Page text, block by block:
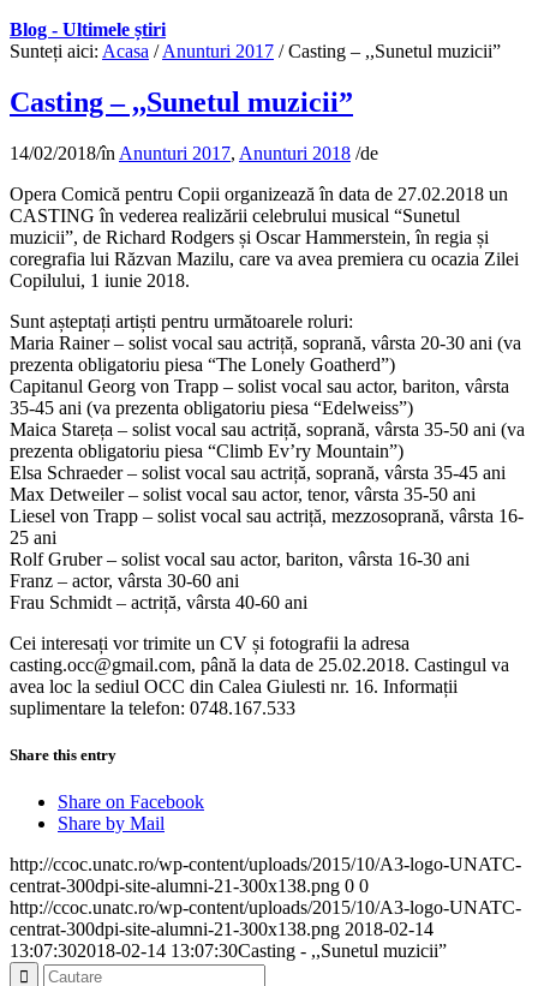
Blog - Ultimele știri
Sunteți aici: Acasa / Anunturi 2017 / Casting – ,,Sunetul muzicii”
Casting – ,,Sunetul muzicii”
14/02/2018/în Anunturi 2017, Anunturi 2018 /de
Opera Comică pentru Copii organizează în data de 27.02.2018 un
CASTING în vederea realizării celebrului musical “Sunetul
muzicii”, de Richard Rodgers și Oscar Hammerstein, în regia și
coregrafia lui Răzvan Mazilu, care va avea premiera cu ocazia Zilei
Copilului, 1 iunie 2018.
Sunt așteptați artiști pentru următoarele roluri:
Maria Rainer – solist vocal sau actriță, soprană, vârsta 20-30 ani (va
prezenta obligatoriu piesa “The Lonely Goatherd”)
Capitanul Georg von Trapp – solist vocal sau actor, bariton, vârsta
35-45 ani (va prezenta obligatoriu piesa “Edelweiss”)
Maica Stareța – solist vocal sau actriță, soprană, vârsta 35-50 ani (va
prezenta obligatoriu piesa “Climb Ev’ry Mountain”)
Elsa Schraeder – solist vocal sau actriță, soprană, vârsta 35-45 ani
Max Detweiler – solist vocal sau actor, tenor, vârsta 35-50 ani
Liesel von Trapp – solist vocal sau actriță, mezzosoprană, vârsta 16-
25 ani
Rolf Gruber – solist vocal sau actor, bariton, vârsta 16-30 ani
Franz – actor, vârsta 30-60 ani
Frau Schmidt – actriță, vârsta 40-60 ani
Cei interesați vor trimite un CV și fotografii la adresa
casting.occ@gmail.com, până la data de 25.02.2018. Castingul va
avea loc la sediul OCC din Calea Giulesti nr. 16. Informații
suplimentare la telefon: 0748.167.533
Share this entry
Share on Facebook
Share by Mail
http://ccoc.unatc.ro/wp-content/uploads/2015/10/A3-logo-UNATC-
centrat-300dpi-site-alumni-21-300x138.png 0 0
http://ccoc.unatc.ro/wp-content/uploads/2015/10/A3-logo-UNATC-
centrat-300dpi-site-alumni-21-300x138.png 2018-02-14
13:07:302018-02-14 13:07:30Casting - ,,Sunetul muzicii”